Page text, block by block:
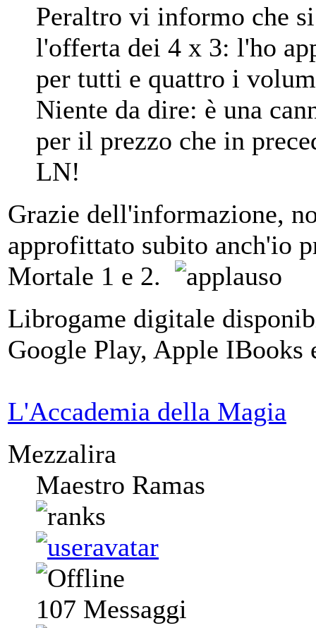
Peraltro vi informo che
l'offerta dei 4 x 3: l'ho
per tutti e quattro i
Niente da dire: è una
per il prezzo che in
LN!
Grazie dell'informazione,
approfittato subito anch'io
Mortale 1 e 2.
Librogame digitale
Google Play, Apple
L'Accademia della Magia
Mezzalira
Maestro Ramas
107 Messaggi